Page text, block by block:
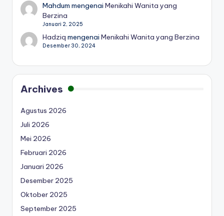
Mahdum mengenaiMenikahi Wanita yang
Berzina
Januari 2, 2025
Hadziq mengenaiMenikahi Wanita yang Berzina
Desember 30, 2024
Archives
Agustus 2026
Juli 2026
Mei 2026
Februari 2026
Januari 2026
Desember 2025
Oktober 2025
September 2025